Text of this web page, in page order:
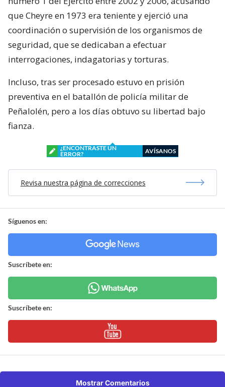
que Cheyre en 1973 era teniente y ejerció una
coordinación o supervisión de los organismos de
seguridad, que se dedicaban a efectuar
interrogaciones, indagatorias y torturas.
Incluso, tras ser procesado estuvo en prisión
preventiva en el batallón de policía militar de
Peñalolén, pero a los días obtuvo su libertad bajo
fianza.
¿ENCONTRASTE UN
ERROR?
AVÍSANOS
Revisa nuestra página de correcciones
Síguenos en:
Suscríbete en:
Suscríbete en:
Mostrar Comentarios